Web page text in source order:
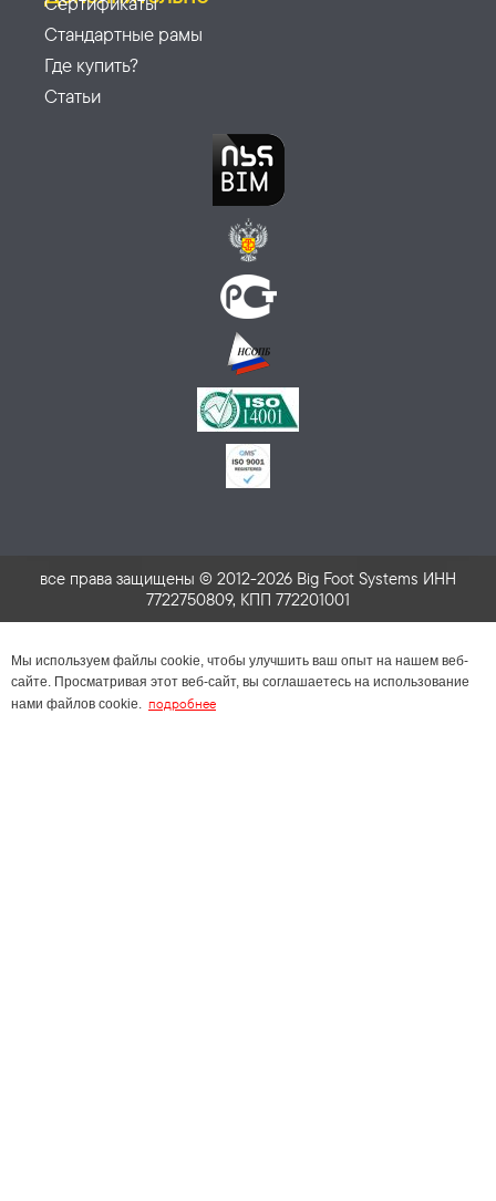
Стандартные рамы
Где купить?
Статьи
все права защищены © 2012-2026 Big Foot Systems ИНН
7722750809, КПП 772201001
Мы используем файлы cookie, чтобы улучшить ваш опыт на нашем веб-
сайте. Просматривая этот веб-сайт, вы соглашаетесь на использование
нами файлов cookie. подробнее